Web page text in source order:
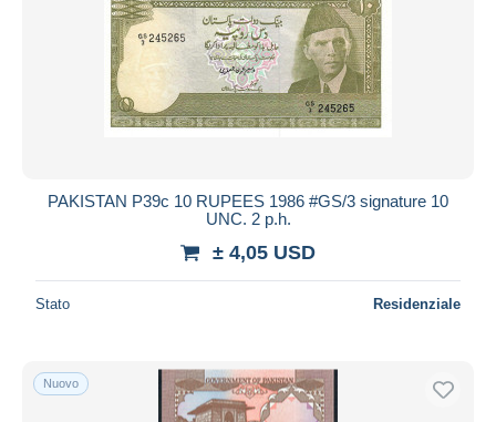
PAKISTAN P39c 10 RUPEES 1986 #GS/3 signature 10
UNC. 2 p.h.
± 4,05 USD
Stato Residenziale
Nuovo